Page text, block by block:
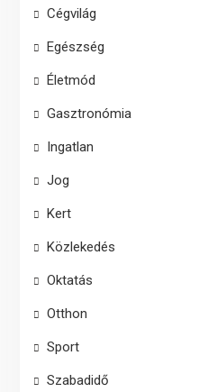
Cégvilág
Egészség
Életmód
Gasztronómia
Ingatlan
Jog
Kert
Közlekedés
Oktatás
Otthon
Sport
Szabadidő